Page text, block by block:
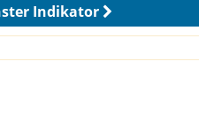
Indikator